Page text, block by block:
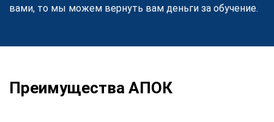
вами, то мы можем вернуть вам деньги за обучение.
Преимущества АПОК